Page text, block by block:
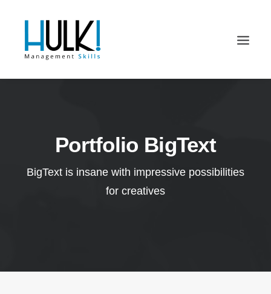
Portfolio BigText
BigText is insane with impressive possibilities
for creatives